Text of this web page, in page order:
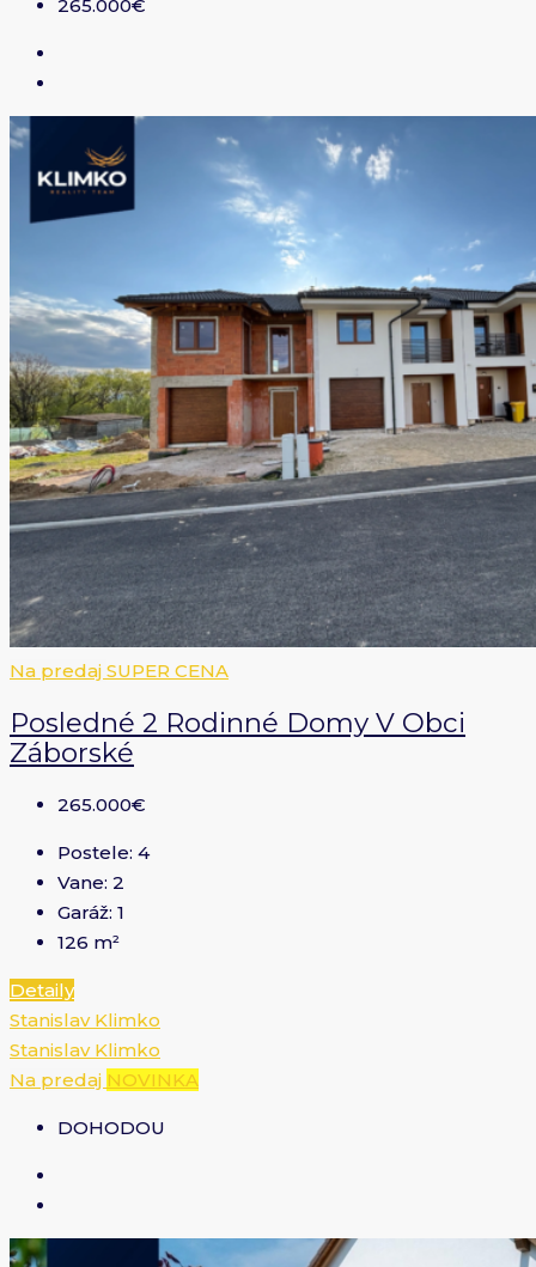
265.000€
Na predaj SUPER CENA
Posledné 2 Rodinné Domy V Obci
Záborské
265.000€
Postele: 4
Vane: 2
Garáž: 1
126 m²
Detaily
Stanislav Klimko
Stanislav Klimko
Na predaj NOVINKA
DOHODOU